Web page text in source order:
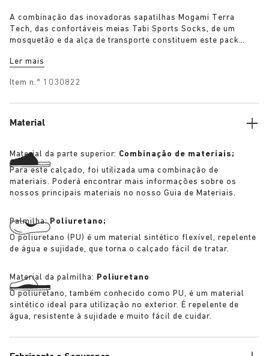
A combinação das inovadoras sapatilhas Mogami Terra
Tech, das confortáveis meias Tabi Sports Socks, de um
mosquetão e da alça de transporte constituem este pack
podes transportar o teu par de sapatos à volta do corpo ou
ar livre estará totalmente equipado com este pack essencial.
Ler mais
Item n.º 1030822
Material
Material da parte superior: Combinação de materiais;
Para este calçado, foi utilizada uma combinação de
materiais. Poderá encontrar mais informações sobre os
nossos principais materiais no nosso Guia de Materiais.
Palmilha:Poliuretano;
O poliuretano (PU) é um material sintético flexível, repelente
de água e sujidade, que torna o calçado fácil de tratar.
Material da palmilha: Poliuretano
O poliuretano, também conhecido como PU, é um material
sintético ideal para utilização no exterior. É repelente de
água, resistente à sujidade e muito fácil de cuidar.